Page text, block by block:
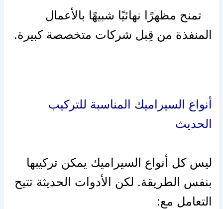
تمنح مظهرًا نهائيًا شبيهًا بالأعمال
المنفذة من قِبل شركات متخصصة كبيرة.
أنواع السيراميك المناسبة للتركيب
الحديث
ليس كل أنواع السيراميك يمكن تركيبها
بنفس الطريقة. لكن الأدوات الحديثة تتيح
التعامل مع: